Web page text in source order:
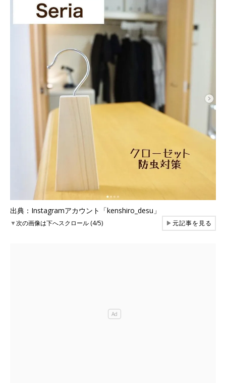
出典：Instagramアカウント「kenshiro_desu」
▼次の画像は下へスクロール (4/5) ▶元記事を見る